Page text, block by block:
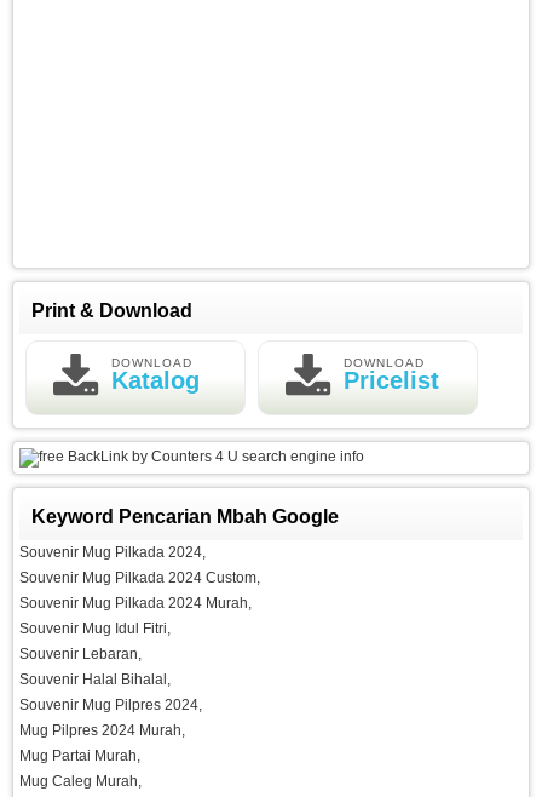
Print & Download
DOWNLOAD
Katalog
DOWNLOAD
Pricelist
search engine info
Keyword Pencarian Mbah Google
Souvenir Mug Pilkada 2024,
Souvenir Mug Pilkada 2024 Custom,
Souvenir Mug Pilkada 2024 Murah,
Souvenir Mug Idul Fitri,
Souvenir Lebaran,
Souvenir Halal Bihalal,
Souvenir Mug Pilpres 2024,
Mug Pilpres 2024 Murah,
Mug Partai Murah,
Mug Caleg Murah,